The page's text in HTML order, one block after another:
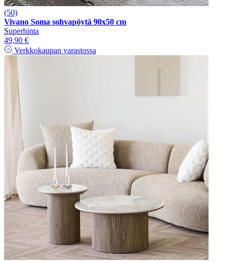
(50)
Vivano Soma sohvapöytä 90x50 cm
Superhinta
49,90 €
Verkkokaupan varastossa